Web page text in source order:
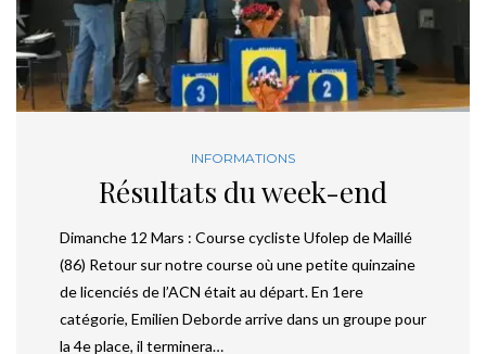
INFORMATIONS
Résultats du week-end
Dimanche 12 Mars : Course cycliste Ufolep de Maillé
(86) Retour sur notre course où une petite quinzaine
de licenciés de l’ACN était au départ. En 1ere
catégorie, Emilien Deborde arrive dans un groupe pour
la 4e place, il terminera…